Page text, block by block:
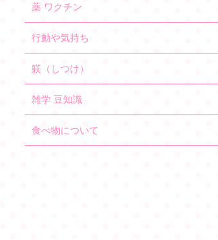
薬 ワクチン
行動や気持ち
躾（しつけ）
雑学 豆知識
食べ物について